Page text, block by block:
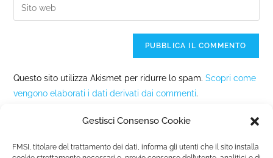
Gestisci Consenso Cookie
FMSI, titolare del trattamento dei dati, informa gli utenti che il sito installa
Questo sito utilizza Akismet per ridurre lo spam.Scopri come
vengono elaborati i dati derivati dai commenti.